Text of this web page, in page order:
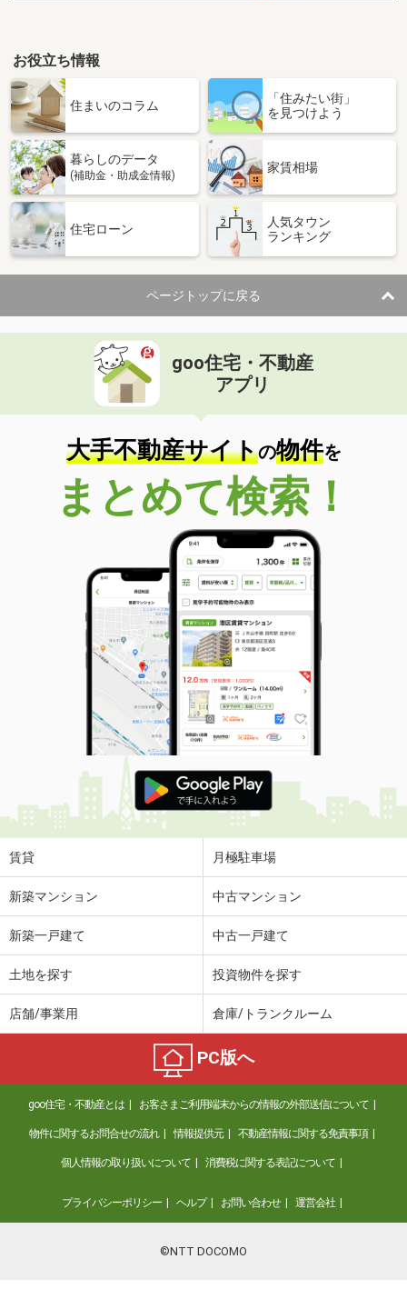
お役立ち情報
住まいのコラム
「住みたい街」
を見つけよう
暮らしのデータ
(補助金・助成金情報)
家賃相場
住宅ローン
人気タウン
ランキング
ページトップに戻る
goo住宅・不動産
アプリ
大手不動産サイトの物件を
まとめて検索！
賃貸 月極駐車場
新築マンション 中古マンション
新築一戸建て 中古一戸建て
土地を探す 投資物件を探す
店舗/事業用 倉庫/トランクルーム
PC版へ
goo住宅・不動産とは お客さまご利用端末からの情報の外部送信について
物件に関するお問合せの流れ 情報提供元 不動産情報に関する免責事項
個人情報の取り扱いについて 消費税に関する表記について
プライバシーポリシー ヘルプ お問い合わせ 運営会社
©NTT DOCOMO